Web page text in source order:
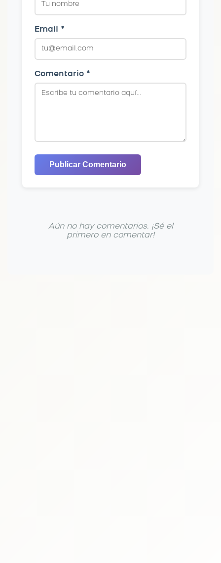
Email *
Comentario *
Publicar Comentario
Aún no hay comentarios. ¡Sé el
primero en comentar!